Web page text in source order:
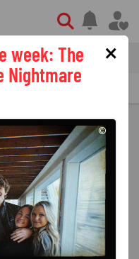
nieuws
GEMIST
×
week: The
Nightmare
©